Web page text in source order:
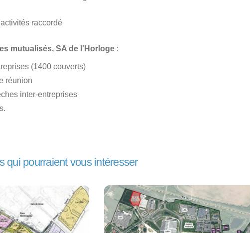
raccordé
mutualisés, SA de l'Horloge :
(1400 couverts)
réunion
inter-entreprises
qui pourraient vous intéresser